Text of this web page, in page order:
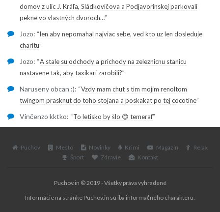
domov z ulíc J. Kráľa, Sládkovičova a Podjavorinskej parkovali
pekne vo vlastných dvoroch…”
Jozo: “len aby nepomahal najviac sebe, ved kto uz len dosleduje
charitu”
Jozo: “A stale su odchody a prichody na zeleznicnu stanicu
nastavene tak, aby taxikari zarobili?”
Naruseny obcan :): “Vzdy mam chut s tim mojim renoltom
twingom prasknut do toho stojana a poskakat po tej cocotine”
Vinčenzo kktko: “To letisko by šlo 😊 temeraf”
Púchov Mesto Novinky Krimi Magazín
Relax
Šport
Zdravie Kontakt
Puchov.in © 2019 - Všetky práva vyhradené
Informácie na stránke Puchov.in sú iba informačného charakteru.